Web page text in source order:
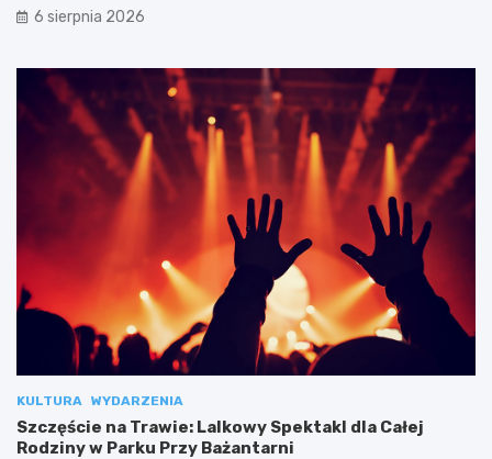
6 sierpnia 2026
KULTURA WYDARZENIA
Szczęście na Trawie: Lalkowy Spektakl dla Całej
Rodziny w Parku Przy Bażantarni